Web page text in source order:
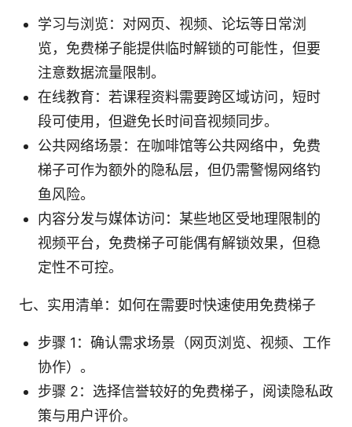
学习与浏览：对网页、视频、论坛等日常浏
览，免费梯子能提供临时解锁的可能性，但要
注意数据流量限制。
在线教育：若课程资料需要跨区域访问，短时
段可使用，但避免长时间音视频同步。
公共网络场景：在咖啡馆等公共网络中，免费
梯子可作为额外的隐私层，但仍需警惕网络钓
鱼风险。
内容分发与媒体访问：某些地区受地理限制的
视频平台，免费梯子可能偶有解锁效果，但稳
定性不可控。
七、实用清单：如何在需要时快速使用免费梯子
步骤 1：确认需求场景（网页浏览、视频、工作
协作）。
步骤 2：选择信誉较好的免费梯子，阅读隐私政
策与用户评价。